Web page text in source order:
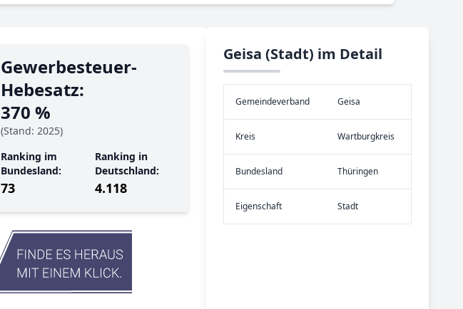
Gewerbe­steuer-
Hebe­satz:
370 %
(Stand: 2025)
Ranking im
Bundesland:
73
Ranking in
Deutschland:
4.118
Geisa (Stadt) im Detail
Gemeinde­verband Geisa
Kreis Wartburgkreis
Bundes­land Thüringen
Eigen­schaft Stadt